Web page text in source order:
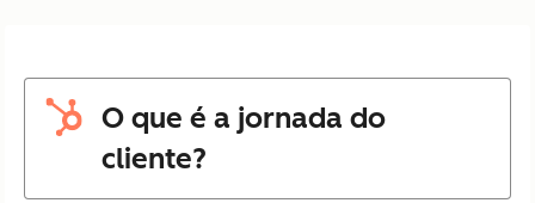
O que é a jornada do
cliente?